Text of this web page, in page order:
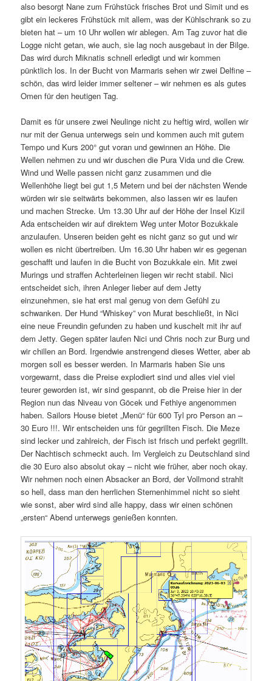
also besorgt Nane zum Frühstück frisches Brot und Simit und es
gibt ein leckeres Frühstück mit allem, was der Kühlschrank so zu
bieten hat – um 10 Uhr wollen wir ablegen. Am Tag zuvor hat die
Logge nicht getan, wie auch, sie lag noch ausgebaut in der Bilge.
Das wird durch Miknatis schnell erledigt und wir kommen
pünktlich los. In der Bucht von Marmaris sehen wir zwei Delfine –
schön, das wird leider immer seltener – wir nehmen es als gutes
Omen für den heutigen Tag.
Damit es für unsere zwei Neulinge nicht zu heftig wird, wollen wir
nur mit der Genua unterwegs sein und kommen auch mit gutem
Tempo und Kurs 200° gut voran und gewinnen an Höhe. Die
Wellen nehmen zu und wir duschen die Pura Vida und die Crew.
Wind und Welle passen nicht ganz zusammen und die
Wellenhöhe liegt bei gut 1,5 Metern und bei der nächsten Wende
würden wir sie seitwärts bekommen, also lassen wir es laufen
und machen Strecke. Um 13.30 Uhr auf der Höhe der Insel Kizil
Ada entscheiden wir auf direktem Weg unter Motor Bozukkale
anzulaufen. Unseren beiden geht es nicht ganz so gut und wir
wollen es nicht übertreiben. Um 16.30 Uhr haben wir es gegenan
geschafft und laufen in die Bucht von Bozukkale ein. Mit zwei
Murings und straffen Achterleinen liegen wir recht stabil. Nici
entscheidet sich, ihren Anleger lieber auf dem Jetty
einzunehmen, sie hat erst mal genug von dem Gefühl zu
schwanken. Der Hund “Whiskey” von Murat beschließt, in Nici
eine neue Freundin gefunden zu haben und kuschelt mit ihr auf
dem Jetty. Gegen später laufen Nici und Chris noch zur Burg und
wir chillen an Bord. Irgendwie anstrengend dieses Wetter, aber ab
morgen soll es besser werden. In Marmaris haben Sie uns
vorgewarnt, dass die Preise explodiert sind und alles viel viel
teurer geworden ist, wir sind gespannt, ob die Preise hier in der
Region nun das Niveau von Göcek und Fethiye angenommen
haben. Sailors House bietet „Menü“ für 600 Tyl pro Person an –
30 Euro !!!. Wir entscheiden uns für gegrillten Fisch. Die Meze
sind lecker und zahlreich, der Fisch ist frisch und perfekt gegrillt.
Der Nachtisch schmeckt auch. Im Vergleich zu Deutschland sind
die 30 Euro also absolut okay – nicht wie früher, aber noch okay.
Wir nehmen noch einen Absacker an Bord, der Vollmond strahlt
so hell, dass man den herrlichen Sternenhimmel nicht so sieht
wie sonst, aber wird sind alle happy, dass wir einen schönen
„ersten“ Abend unterwegs genießen konnten.